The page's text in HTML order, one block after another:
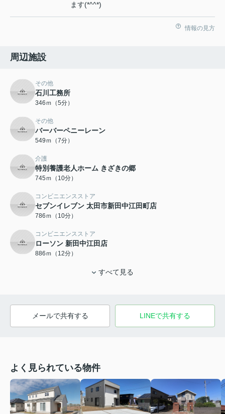
ます(*^^*)
情報の見方
周辺施設
その他
石川工務所
346ｍ（5分）
その他
バーバーペニーレーン
549ｍ（7分）
介護
特別養護老人ホーム きざきの郷
745ｍ（10分）
コンビニエンスストア
セブンイレブン 太田市新田中江田町店
786ｍ（10分）
コンビニエンスストア
ローソン 新田中江田店
886ｍ（12分）
すべて見る
メールで共有する LINEで共有する
よく見られている物件